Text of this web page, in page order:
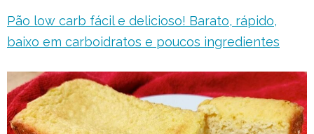
Pão low carb fácil e delicioso! Barato, rápido,
baixo em carboidratos e poucos ingredientes